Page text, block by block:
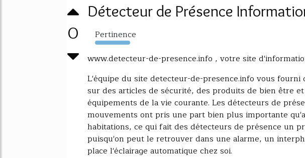
0
Détecteur de Présence
Pertinence
1317%
www.detecteur-de-presence.info , votre site
L'équipe du site detecteur-de-presence.info vous fourni
sur des articles de sécurité, des produits de bien être
équipements de la vie courante. Les détecteurs de
mouvements ont pris une part bien plus importante
habitations, ce qui fait des détecteurs de présence un
puisqu'on peut le retrouver dans une alarme, un
place l'éclairage automatique chez soi.